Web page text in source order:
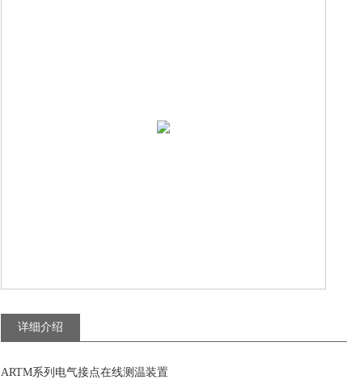
详细介绍
ARTM系列电气接点在线测温装置